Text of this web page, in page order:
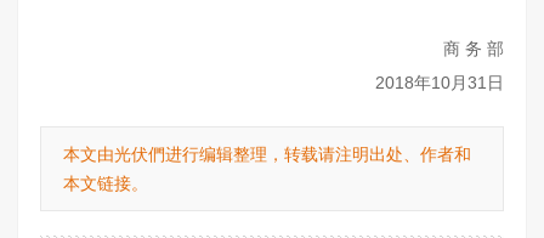
商 务 部
2018年10月31日
本文由光伏們进行编辑整理，转载请注明出处、作者和
本文链接。